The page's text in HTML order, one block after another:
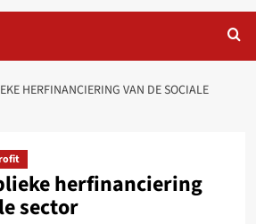
HERFINANCIERING VAN DE SOCIALE
herfinanciering
sector